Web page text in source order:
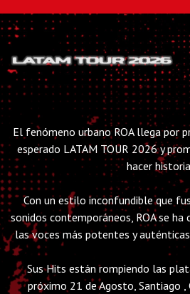
El fenómeno urbano ROA llega por
esperado LATAM TOUR 2026 y
hacer
Con un estilo inconfundible que
sonidos contemporáneos, ROA se
las voces más potentes y
Sus Hits están rompiendo las
próximo 21 de Agosto, Santiago ,